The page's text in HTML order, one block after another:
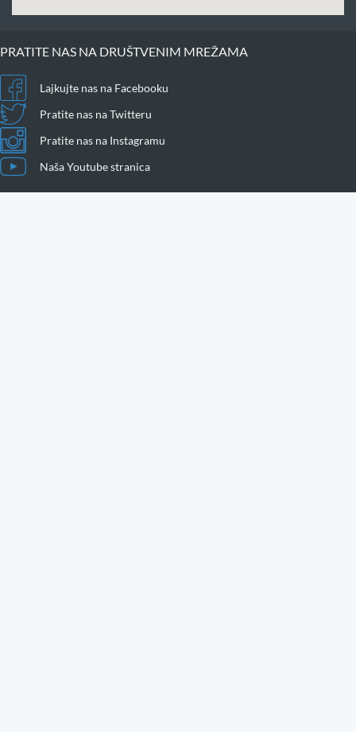
PRATITE NAS NA DRUŠTVENIM MREŽAMA
Lajkujte nas na Facebooku
Pratite nas na Twitteru
Pratite nas na Instagramu
Naša Youtube stranica